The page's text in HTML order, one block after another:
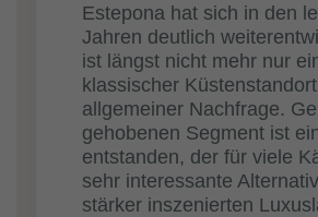
Estepona hat sich in den
Jahren deutlich
ist längst nicht mehr nur
klassischer
allgemeiner Nachfrage.
gehobenen Segment ist
entstanden, der für viele
sehr interessante
stärker inszenierten